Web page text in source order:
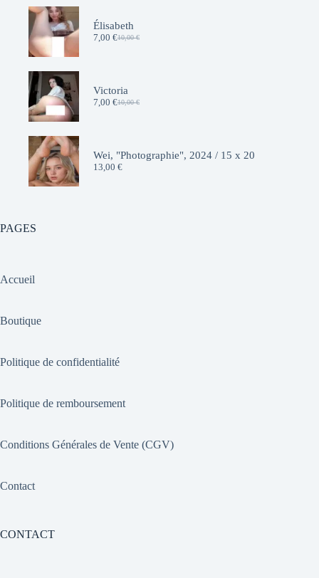
Élisabeth
10,00€
Le
10,00 €.
7,00 €Le
7,00 €.
Victoria
10,00€
Le
10,00 €.
7,00 €Le
7,00 €.
Wei, "Photographie", 2024 / 15 x 20
13,00 €
PAGES
Accueil
Boutique
Politique de confidentialité
Politique de remboursement
Conditions Générales de Vente (CGV)
Contact
CONTACT